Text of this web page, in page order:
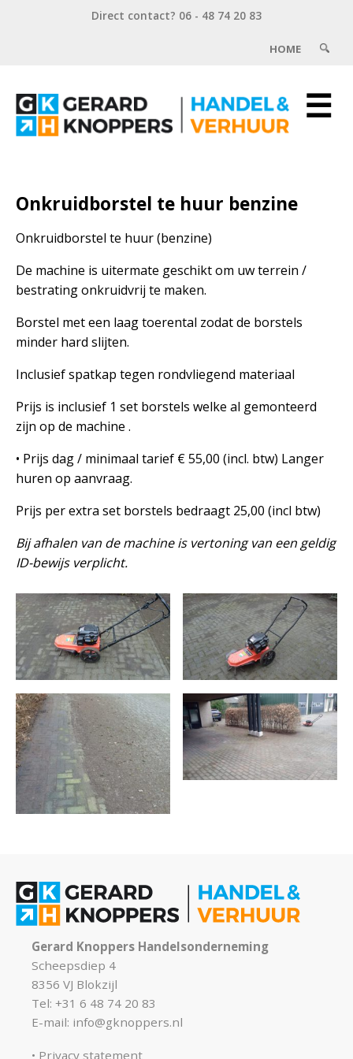
Direct contact? 06 - 48 74 20 83
HOME
☰
Onkruidborstel te huur benzine
Onkruidborstel te huur (benzine)
De machine is uitermate geschikt om uw terrein /
bestrating onkruidvrij te maken.
Borstel met een laag toerental zodat de borstels
minder hard slijten.
Inclusief spatkap tegen rondvliegend materiaal
Prijs is inclusief 1 set borstels welke al gemonteerd
zijn op de machine .
• Prijs dag / minimaal tarief € 55,00 (incl. btw) Langer
huren op aanvraag.
Prijs per extra set borstels bedraagt 25,00 (incl btw)
Bij afhalen van de machine is vertoning van een geldig
ID-bewijs verplicht.
Gerard Knoppers Handelsonderneming
Scheepsdiep 4
8356 VJ Blokzijl
Tel: +31 6 48 74 20 83
E-mail: info@gknoppers.nl
Privacy statement